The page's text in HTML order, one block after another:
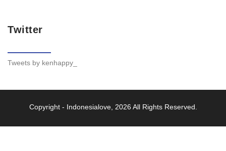
Twitter
Tweets by kenhappy_
Copyright - Indonesialove, 2026 All Rights Reserved.